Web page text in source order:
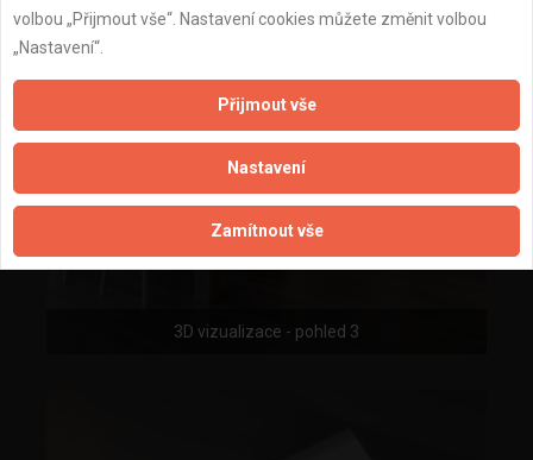
3D vizualizace - pohled 3
volbou „Přijmout vše“. Nastavení cookies můžete změnit volbou
„Nastavení“.
Přijmout vše
Nastavení
Zamítnout vše